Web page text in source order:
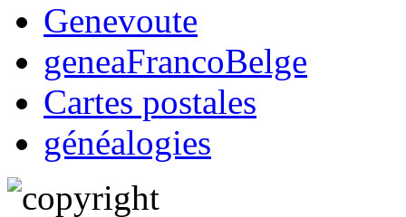
Genevoute
geneaFrancoBelge
Cartes postales
généalogies